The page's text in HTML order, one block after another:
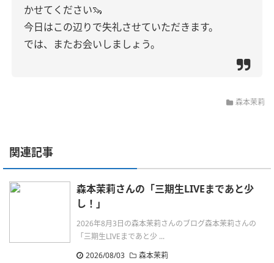
かせてください🦦
今日はこの辺りで失礼させていただきます。
では、またお会いしましょう。
森本茉莉
関連記事
森本茉莉さんの「三期生LIVEまであと少
し！」
2026年8月3日の森本茉莉さんのブログ森本茉莉さんの
「三期生LIVEまであと少 ...
2026/08/03
森本茉莉